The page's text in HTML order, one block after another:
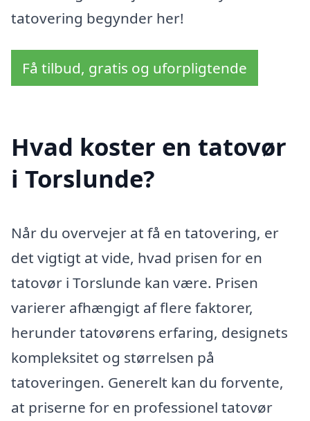
tatovering begynder her!
Få tilbud, gratis og uforpligtende
Hvad koster en tatovør
i Torslunde?
Når du overvejer at få en tatovering, er
det vigtigt at vide, hvad prisen for en
tatovør i Torslunde kan være. Prisen
varierer afhængigt af flere faktorer,
herunder tatovørens erfaring, designets
kompleksitet og størrelsen på
tatoveringen. Generelt kan du forvente,
at priserne for en professionel tatovør